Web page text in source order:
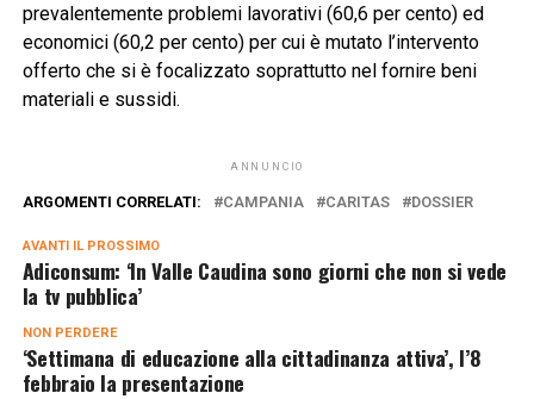
prevalentemente problemi lavorativi (60,6 per cento) ed
economici (60,2 per cento) per cui è mutato l’intervento
offerto che si è focalizzato soprattutto nel fornire beni
materiali e sussidi.
ANNUNCIO
ARGOMENTI CORRELATI: CAMPANIA CARITAS DOSSIER
AVANTI IL ​​PROSSIMO
Adiconsum: ‘In Valle Caudina sono giorni che non si vede
la tv pubblica’
NON PERDERE
‘Settimana di educazione alla cittadinanza attiva’, l’8
febbraio la presentazione